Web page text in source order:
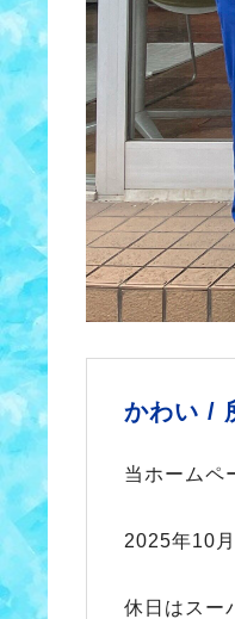
かわい /
当ホームペ
2025年10
休日はスー